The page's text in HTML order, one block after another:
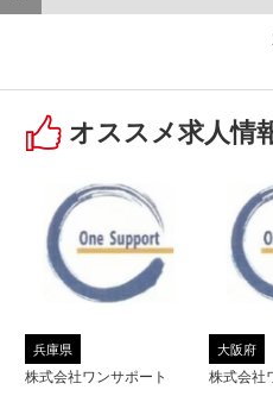
オススメ求人情
兵庫県
株式会社ワンサポート
大阪府
株式会社